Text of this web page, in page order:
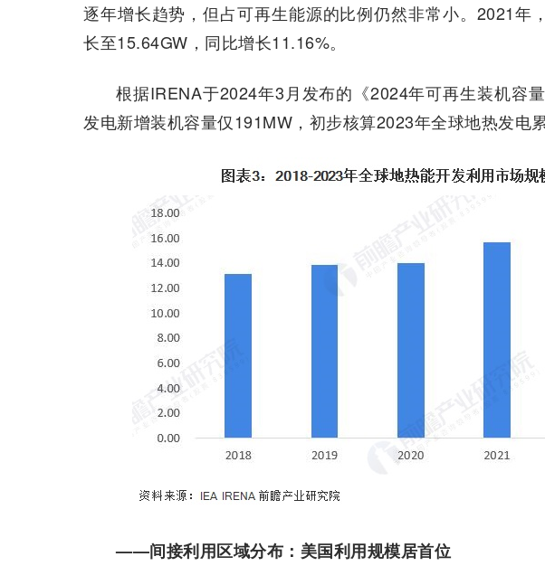
逐年增长趋势，但占可再生能源的比例仍然非常小。2021年
长至15.64GW，同比增长11.16%。
根据IRENA于2024年3月发布的《2024年可再生装机容
发电新增装机容量仅191MW，初步核算2023年全球地热发电
——间接利用区域分布：美国利用规模居首位